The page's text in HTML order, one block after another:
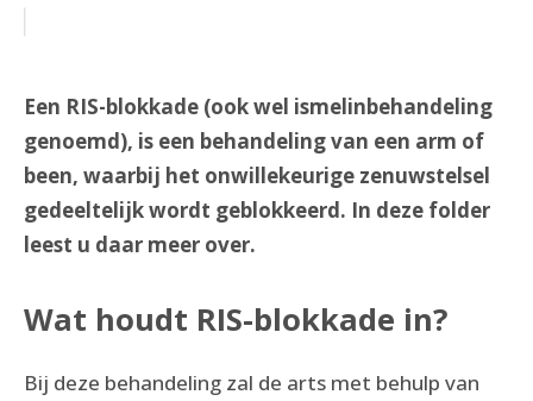
Een RIS-blokkade (ook wel ismelinbehandeling
genoemd), is een behandeling van een arm of
been, waarbij het onwillekeurige zenuwstelsel
gedeeltelijk wordt geblokkeerd. In deze folder
leest u daar meer over.
Wat houdt RIS-blokkade in?
Bij deze behandeling zal de arts met behulp van